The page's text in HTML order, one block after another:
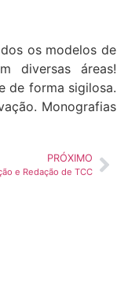
os modelos de
diversas áreas!
de forma sigilosa.
Monografias
PRÓXIMO
e Redação de TCC